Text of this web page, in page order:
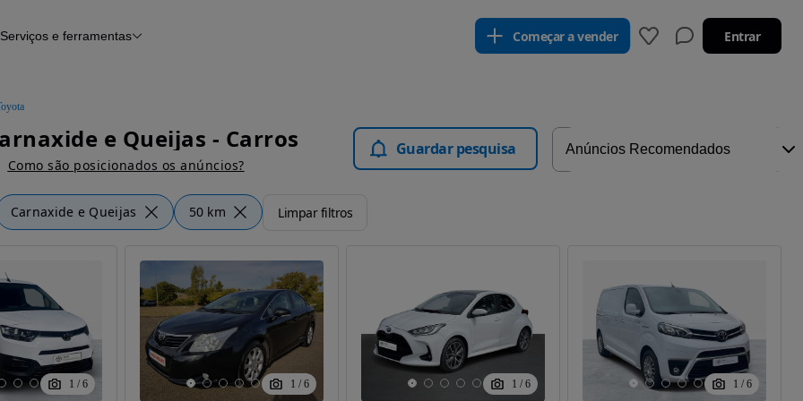
Serviços e ferramentas Começar a vender Entrar
e Queijas - Carros
Como são posicionados os anúncios?
Guardar pesquisa
Carnaxide e Queijas 50 km Limpar filtros
1 / 6 1 / 6 1 / 6 1 / 6